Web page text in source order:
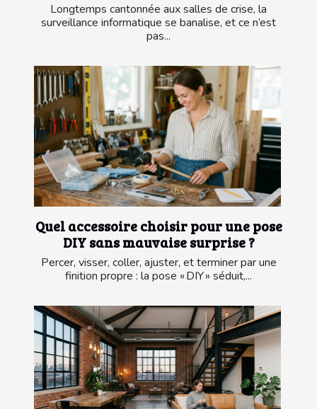
Longtemps cantonnée aux salles de crise, la
surveillance informatique se banalise, et ce n’est
pas...
Quel accessoire choisir pour une pose
DIY sans mauvaise surprise ?
Percer, visser, coller, ajuster, et terminer par une
finition propre : la pose « DIY » séduit,...